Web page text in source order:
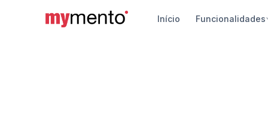
Início Funcionalidades